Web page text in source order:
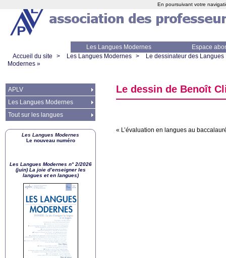
Les Langues Modernes
Espace
Accueil du site
> Les Langues Modernes >
Le dessinateur des Langues
Modernes »
Le dessin de Benoît
« L’évaluation en langues au
APLV
Les Langues Modernes
Tout sur les langues
Les Langues Modernes
Le nouveau numéro
Les Langues Modernes n° 2/2026
(juin) La joie d’enseigner les
langues et en langues)
En poursuivant votre